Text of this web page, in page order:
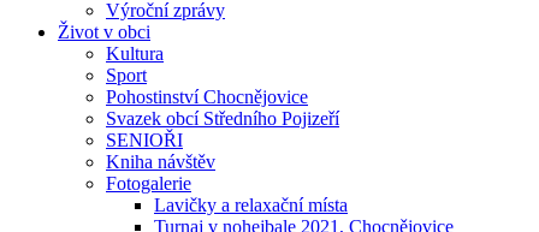
Výroční zprávy
Život v obci
Kultura
Sport
Pohostinství Chocnějovice
Svazek obcí Středního Pojizeří
SENIOŘI
Kniha návštěv
Fotogalerie
Lavičky a relaxační místa
Turnaj v nohejbale 2021, Chocnějovice